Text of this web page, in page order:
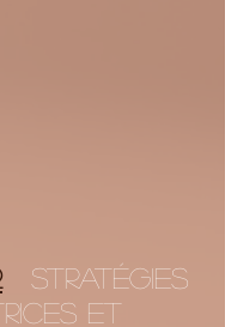
Stratégies
et